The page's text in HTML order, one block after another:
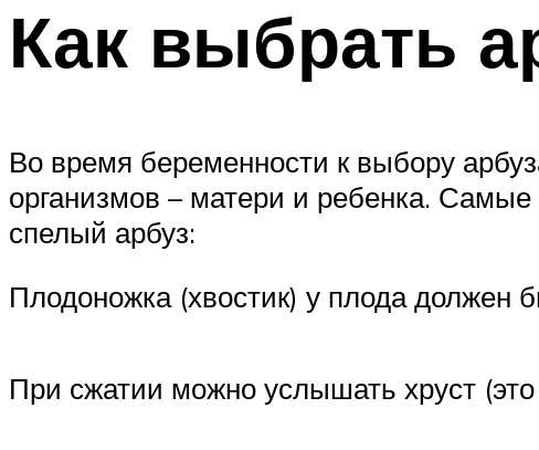
Как выбрать
Во время беременности к выбору
организмов – матери и ребенка.
спелый арбуз:
Плодоножка (хвостик) у плода должен
При сжатии можно услышать хруст